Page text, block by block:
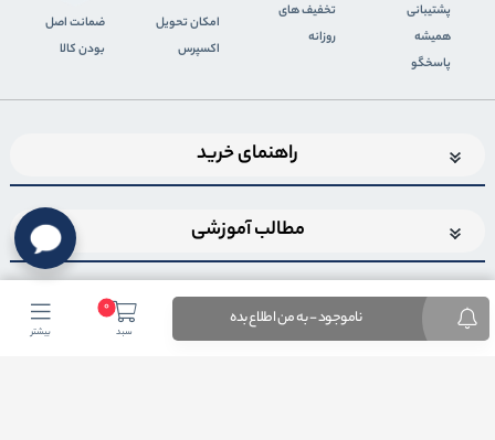
ناموجود - به من اطلاع بده 0
سبد بیشتر
پشتیبانی
همیشه
پاسخگو
تخفیف های
روزانه
اﻣﮑﺎن ﺗﺤﻮﯾﻞ
اﮐﺴﭙﺮس
ضمانت اصل
بودن کالا
راهنمای خرید
مطالب آموزشی